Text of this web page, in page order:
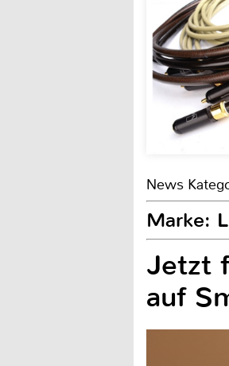
News
Marke:
Jetzt
auf